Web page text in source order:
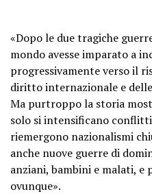
«Dopo le due tragiche
mondo avesse imparato a
progressivamente verso il
diritto internazionale e
Ma purtroppo la storia
solo si intensificano
riemergono nazionalismi
anche nuove guerre di
anziani, bambini e malati, e
ovunque».